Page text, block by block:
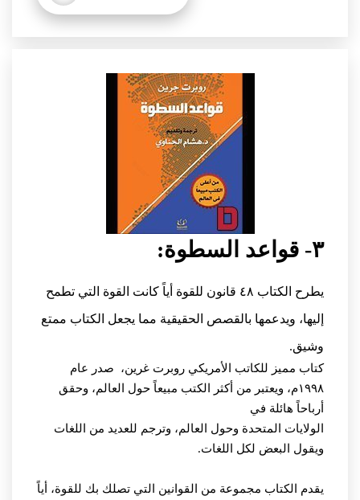
٣- قواعد السطوة:
يطرح الكتاب ٤٨ قانون للقوة أياً كانت القوة التي تطمح
إليها، ويدعمها بالقصص الحقيقية مما يجعل الكتاب ممتع
وشيق.
كتاب مميز للكاتب الأمريكي روبرت غرين، صدر عام
١٩٩٨م، ويعتبر من أكثر الكتب مبيعاً حول العالم، وحقق
أرباحاً هائلة في
الولايات المتحدة وحول العالم، وترجم للعديد من اللغات
ويقول البعض لكل اللغات.
يقدم الكتاب مجموعة من القوانين التي تصلك بك للقوة، أياً